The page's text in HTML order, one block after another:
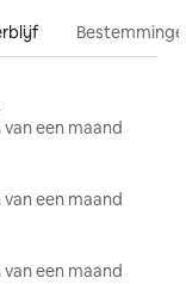
een maand
een maand
een maand